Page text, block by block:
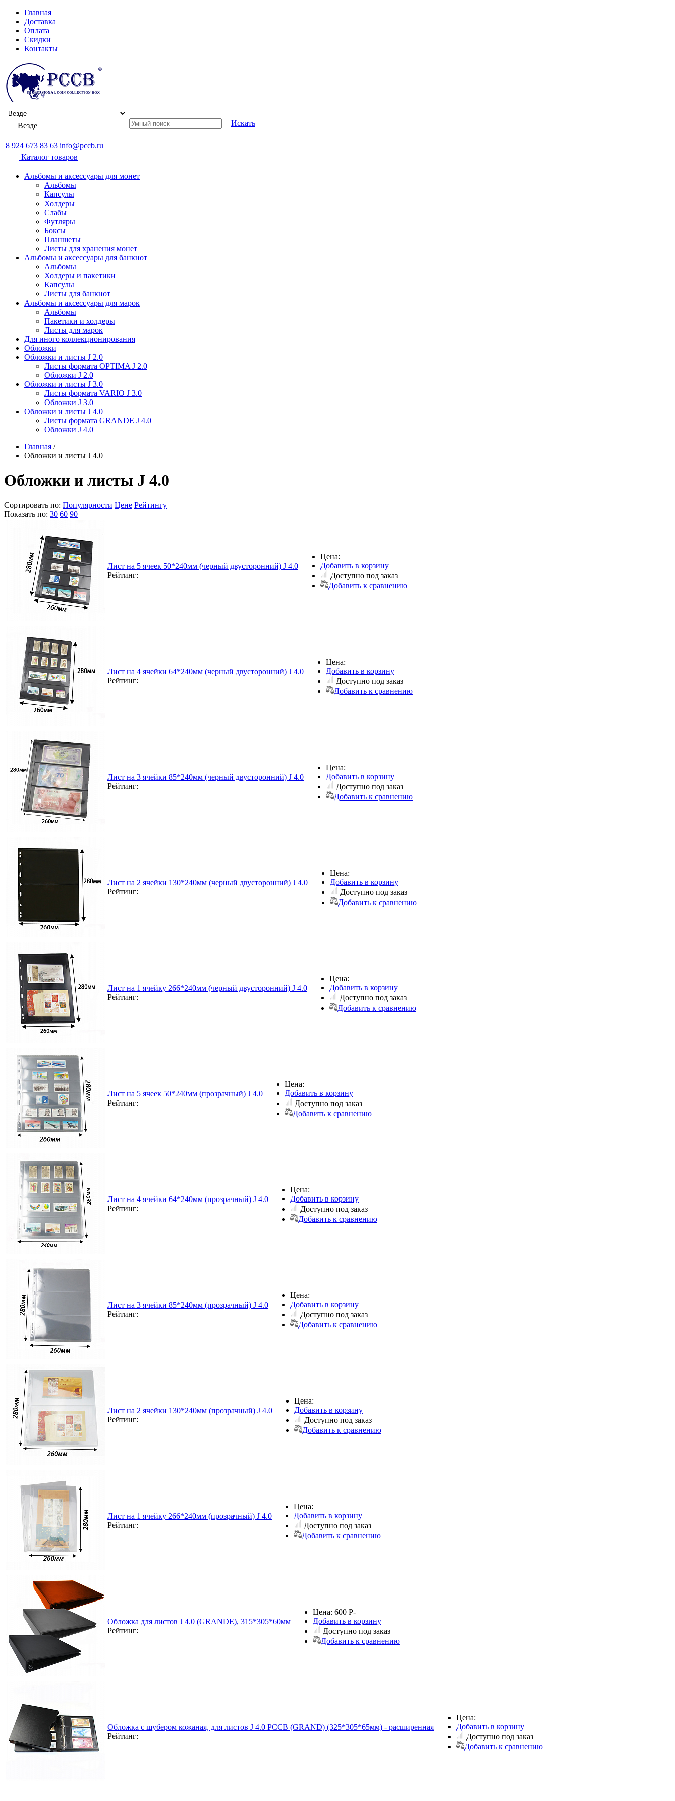
Главная
Доставка
Оплата
Скидки
Контакты
Везде Искать
8 924 673 83 63 info@pccb.ru
Каталог товаров
Альбомы и аксессуары для монет
Альбомы
Капсулы
Холдеры
Слабы
Футляры
Боксы
Планшеты
Листы для хранения монет
Альбомы и аксессуары для банкнот
Альбомы
Холдеры и пакетики
Капсулы
Листы для банкнот
Альбомы и аксессуары для марок
Альбомы
Пакетики и холдеры
Листы для марок
Для иного коллекционирования
Обложки
Обложки и листы J 2.0
Листы формата OPTIMA J 2.0
Обложки J 2.0
Обложки и листы J 3.0
Листы формата VARIO J 3.0
Обложки J 3.0
Обложки и листы J 4.0
Листы формата GRANDE J 4.0
Обложки J 4.0
Главная /
Обложки и листы J 4.0
Обложки и листы J 4.0
Сортировать по: Популярности Цене Рейтингу
Показать по: 30 60 90
Лист на 5 ячеек 50*240мм (черный двусторонний) J 4.0
Рейтинг:
Цена:
Добавить в корзину
Доступно под заказ
Добавить к сравнению
Лист на 4 ячейки 64*240мм (черный двусторонний) J 4.0
Рейтинг:
Цена:
Добавить в корзину
Доступно под заказ
Добавить к сравнению
Лист на 3 ячейки 85*240мм (черный двусторонний) J 4.0
Рейтинг:
Цена:
Добавить в корзину
Доступно под заказ
Добавить к сравнению
Лист на 2 ячейки 130*240мм (черный двусторонний) J 4.0
Рейтинг:
Цена:
Добавить в корзину
Доступно под заказ
Добавить к сравнению
Лист на 1 ячейку 266*240мм (черный двусторонний) J 4.0
Рейтинг:
Цена:
Добавить в корзину
Доступно под заказ
Добавить к сравнению
Лист на 5 ячеек 50*240мм (прозрачный) J 4.0
Рейтинг:
Цена:
Добавить в корзину
Доступно под заказ
Добавить к сравнению
Лист на 4 ячейки 64*240мм (прозрачный) J 4.0
Рейтинг:
Цена:
Добавить в корзину
Доступно под заказ
Добавить к сравнению
Лист на 3 ячейки 85*240мм (прозрачный) J 4.0
Рейтинг:
Цена:
Добавить в корзину
Доступно под заказ
Добавить к сравнению
Лист на 2 ячейки 130*240мм (прозрачный) J 4.0
Рейтинг:
Цена:
Добавить в корзину
Доступно под заказ
Добавить к сравнению
Лист на 1 ячейку 266*240мм (прозрачный) J 4.0
Рейтинг:
Цена:
Добавить в корзину
Доступно под заказ
Добавить к сравнению
Обложка для листов J 4.0 (GRANDE), 315*305*60мм
Рейтинг:
Цена: 600 Р-
Добавить в корзину
Доступно под заказ
Добавить к сравнению
Обложка с шубером кожаная, для листов J 4.0 PCCB (GRAND) (325*305*65мм) - расширенная
Рейтинг:
Цена:
Добавить в корзину
Доступно под заказ
Добавить к сравнению